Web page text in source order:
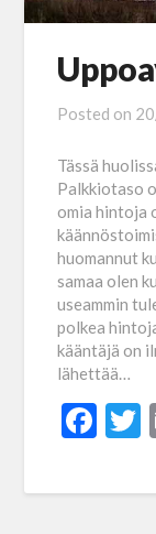
Posted on
Tässä
Palkkiotaso
omia hintoja
huomannut
samaa olen
useammin
polkea
kääntäjä on
lähettää…